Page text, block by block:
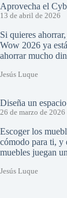
Aprovecha el
13 de abril de 2026
Si quieres
Wow 2026 ya
ahorrar mucho
Jesús Luque
Diseña un
26 de marzo de 2026
Escoger los
cómodo para ti, y
muebles juegan
Jesús Luque